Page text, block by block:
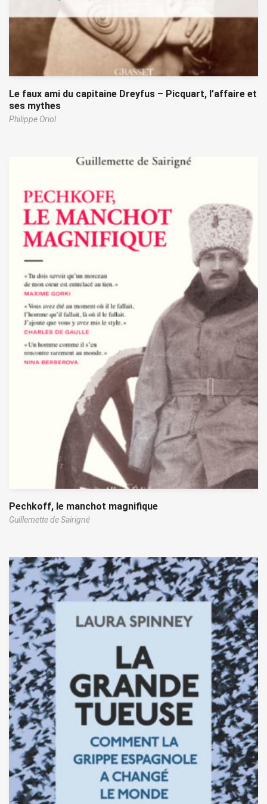
Le faux ami du capitaine Dreyfus – Picquart, l’affaire et
ses mythes
Philippe Oriol
Pechkoff, le manchot magnifique
Guillemette de Sairigné